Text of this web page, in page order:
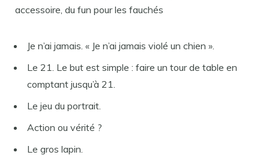
accessoire, du fun pour les fauchés
Je n’ai jamais. « Je n’ai jamais violé un chien ».
Le 21. Le but est simple : faire un tour de table en
comptant jusqu’à 21.
Le jeu du portrait.
Action ou vérité ?
Le gros lapin.